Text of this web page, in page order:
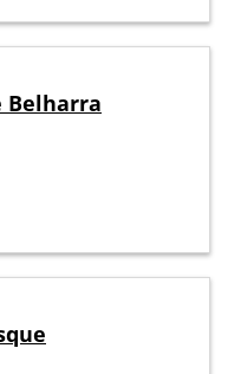
Belharra